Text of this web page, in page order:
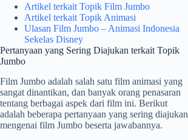
Artikel terkait Topik Film Jumbo
Artikel terkait Topik Animasi
Ulasan Film Jumbo – Animasi Indonesia
Sekelas Disney
Pertanyaan yang Sering Diajukan terkait Topik
Jumbo
Film Jumbo adalah salah satu film animasi yang
sangat dinantikan, dan banyak orang penasaran
tentang berbagai aspek dari film ini. Berikut
adalah beberapa pertanyaan yang sering diajukan
mengenai film Jumbo beserta jawabannya.